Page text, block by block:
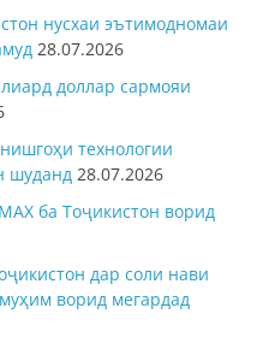
нусхаи эътимодномаи
28.07.2026
доллар сармояи
технологии
шуданд 28.07.2026
ба Тоҷикистон ворид
дар соли нави
ворид мегардад